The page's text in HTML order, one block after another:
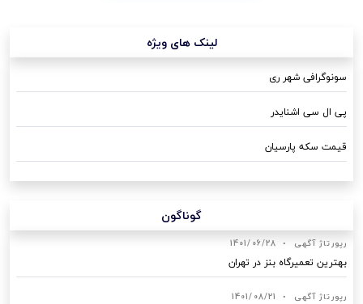
لینک های ویژه
سونوگرافی شهر ری
پی ال سی اشنایدر
قیمت سکه پارسیان
گوناگون
رپورتاژ آگهی •
1401/06/28
بهترین تعمیرگاه بنز در تهران
رپورتاژ آگهی •
1401/08/21